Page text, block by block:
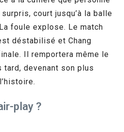
court jusqu’à la balle
foule explose. Le match
déstabilisé et Chang
Il remportera même le
devenant son plus
play ?